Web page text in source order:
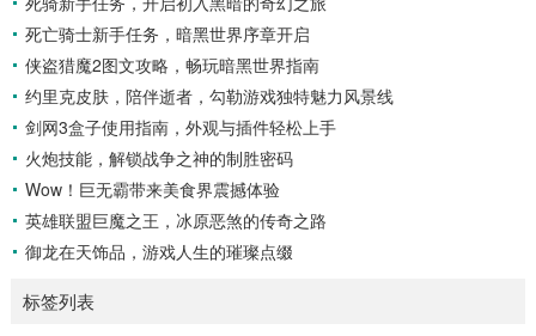
色的视力和反应能力,更需要大量的训练来培养对球...
死亡骑士新手任务，暗黑世界序章开启
侠盗猎魔2图文攻略，畅玩暗黑世界指南
约里克皮肤，陪伴逝者，勾勒游戏独特魅力风景线
剑网3盒子使用指南，外观与插件轻松上手
火炮技能，解锁战争之神的制胜密码
Wow！巨无霸带来美食界震撼体验
英雄联盟巨魔之王，冰原恶煞的传奇之路
御龙在天饰品，游戏人生的璀璨点缀
标签列表